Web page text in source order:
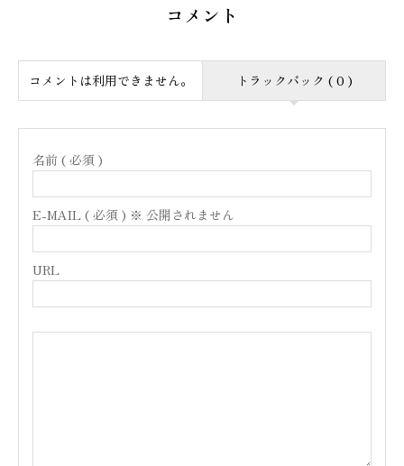
コメント
コメントは利用できません。 トラックバック ( 0 )
名前 ( 必須 )
E-MAIL ( 必須 ) ※ 公開されません
URL